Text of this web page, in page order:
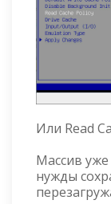
Или Read
Массив уже
нужды